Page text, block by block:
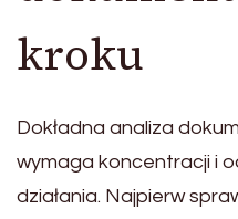
kroku
Dokładna analiza
wymaga koncentracji i
działania. Najpierw